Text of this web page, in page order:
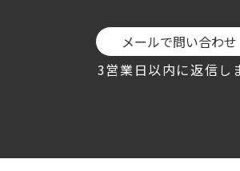
メールで問い合わせ
3営業日以内に返信し